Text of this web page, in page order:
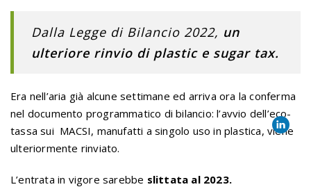
Dalla Legge di Bilancio 2022, un
ulteriore rinvio di plastic e sugar tax.
Era nell’aria già alcune settimane ed arriva ora la conferma
nel documento programmatico di bilancio: l’avvio dell’eco-
tassa sui MACSI, manufatti a singolo uso in plastica, viene
ulteriormente rinviato.
L’entrata in vigore sarebbe slittata al 2023.